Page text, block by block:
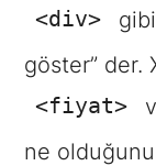
<div>
göster” der.
<fiyat>
ne